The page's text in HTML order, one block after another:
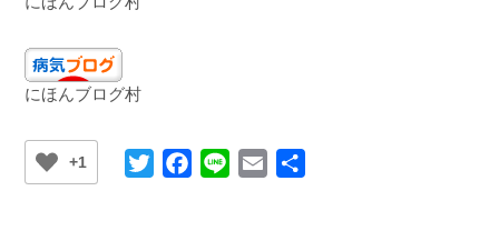
にほんブログ村
+1 TwitterFacebook
Line Email